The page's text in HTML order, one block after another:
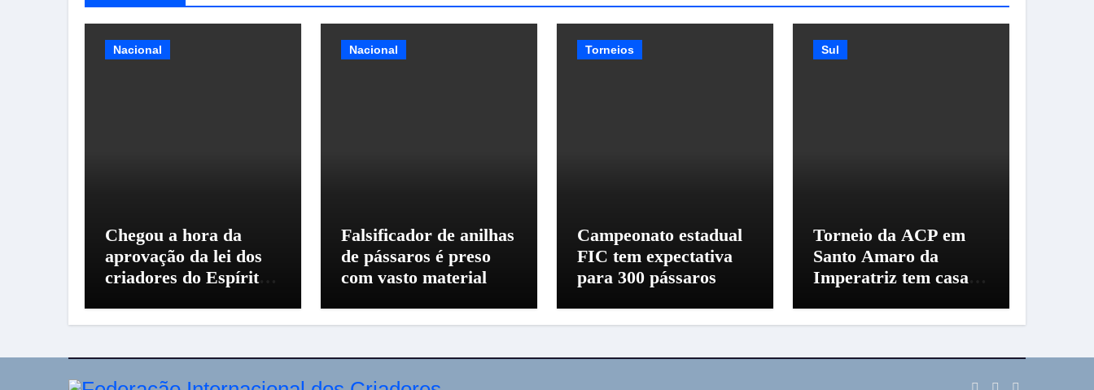
Nacional
Chegou a hora da
aprovação da lei dos
criadores do Espírito
Nacional
Falsificador de anilhas
de pássaros é preso
com vasto material
Torneios
Campeonato estadual
FIC tem expectativa
para 300 pássaros
Sul
Torneio da ACP em
Santo Amaro da
Imperatriz tem casa